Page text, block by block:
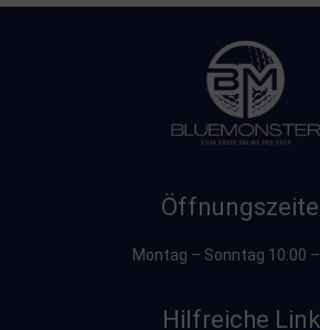
Montag – Sonntag 10:00
Hilfreiche